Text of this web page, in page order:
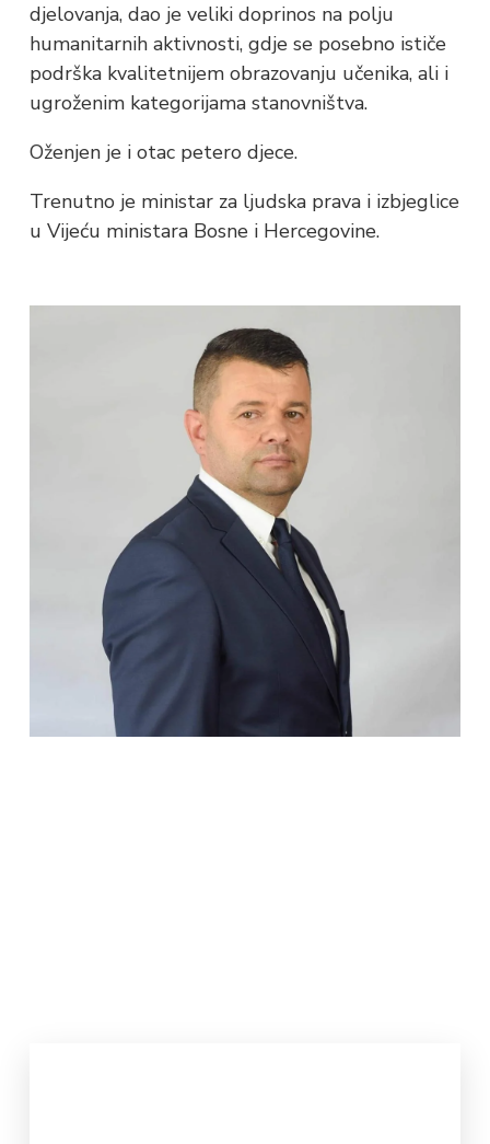
djelovanja, dao je veliki doprinos na polju
humanitarnih aktivnosti, gdje se posebno ističe
podrška kvalitetnijem obrazovanju učenika, ali i
ugroženim kategorijama stanovništva.
Oženjen je i otac petero djece.
Trenutno je ministar za ljudska prava i izbjeglice
u Vijeću ministara Bosne i Hercegovine.